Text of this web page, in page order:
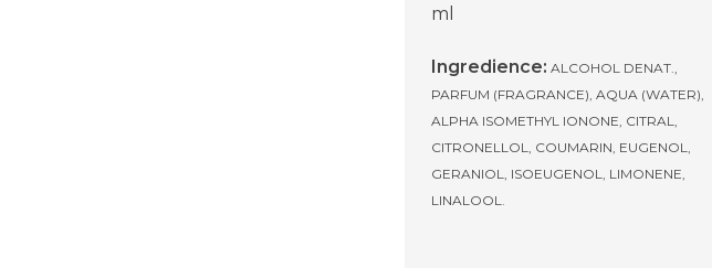
ml
Ingredience: ALCOHOL DENAT.,
PARFUM (FRAGRANCE), AQUA (WATER),
ALPHA ISOMETHYL IONONE, CITRAL,
CITRONELLOL, COUMARIN, EUGENOL,
GERANIOL, ISOEUGENOL, LIMONENE,
LINALOOL.